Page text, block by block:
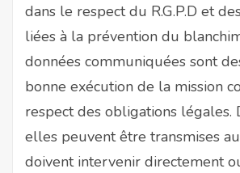
dans le respect du R.G.P.D et
liées à la prévention du
données communiquées sont
bonne exécution de la mission
respect des obligations légales.
elles peuvent être transmises
doivent intervenir directement